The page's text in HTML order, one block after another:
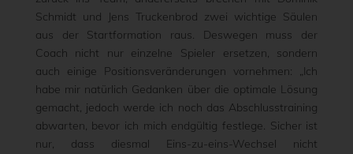
Schmidt und Jens Truckenbrod zwei wichtige Säulen
aus der Startformation raus. Deswegen muss der
Coach nicht nur einzelne Spieler ersetzen, sondern
auch einige Positionsveränderungen vornehmen: „Ich
habe mir natürlich Gedanken über die optimale Lösung
gemacht, jedoch werde ich noch das Abschlusstraining
abwarten, bevor ich mich endgültig festlege. Sicher ist
nur, dass diesmal Eins-zu-eins-Wechsel nicht